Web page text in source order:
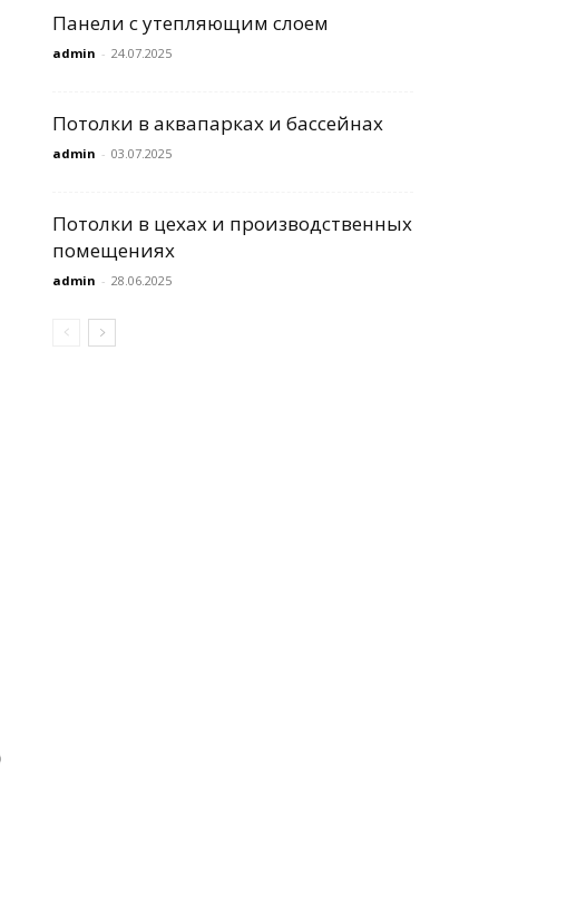
Панели с утепляющим слоем
admin - 24.07.2025
Потолки в аквапарках и бассейнах
admin - 03.07.2025
Потолки в цехах и производственных
помещениях
admin - 28.06.2025